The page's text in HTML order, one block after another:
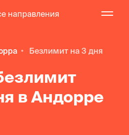
направления
безлимит на 3 дня
в Андорре